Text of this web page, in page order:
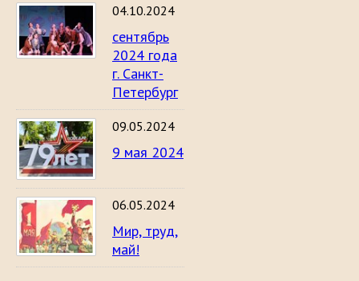
04.10.2024
сентябрь
2024 года
г. Санкт-
Петербург
09.05.2024
9 мая 2024
06.05.2024
Мир, труд,
май!